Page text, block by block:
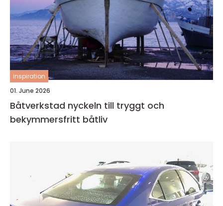
inspiration
01. June 2026
Båtverkstad nyckeln till tryggt och
bekymmersfritt båtliv